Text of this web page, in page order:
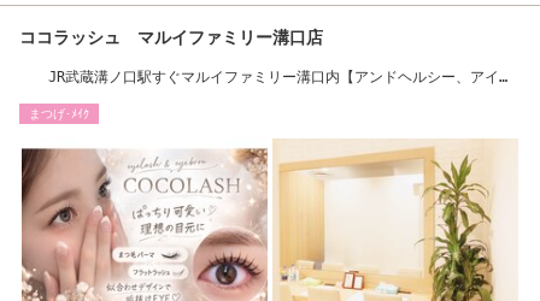
ココラッシュ マルイファミリー溝口店
JR武蔵溝ノ口駅すぐマルイファミリー溝口内【アンドヘルシー、アイブ
まつげ･ﾒｲｸ